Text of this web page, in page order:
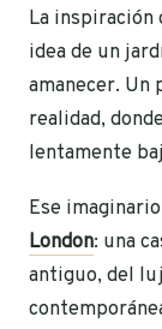
La inspiración
idea de un
amanecer. Un
realidad,
lentamente
Ese
London: una
antiguo, del